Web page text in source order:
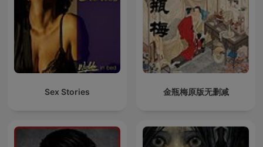
Sex Stories 金瓶梅原版无删减